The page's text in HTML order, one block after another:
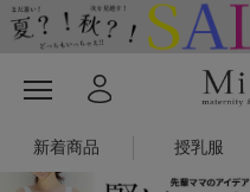
新着商品 授乳服